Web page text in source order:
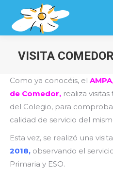
VISITA
Como ya conocéis, el AMPA,
de Comedor, realiza
del Colegio, para
calidad de servicio del
Esta vez, se realizó una
2018, observando el
Primaria y ESO.